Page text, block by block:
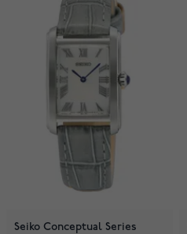
Seiko Conceptual Series